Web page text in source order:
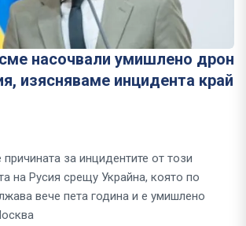
насочвали умишлено дрон
изясняваме инцидента край
причината за инцидентите от този
на Русия срещу Украйна, която по
вече пета година и е умишлено